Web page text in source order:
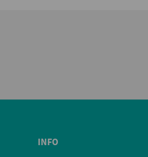
INFO